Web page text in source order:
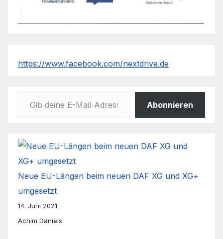
https://www.facebook.com/nextdrive.de
Abonnieren
Neue EU-Längen beim neuen DAF XG und XG+
umgesetzt
14. Juni 2021
Achim Daniels